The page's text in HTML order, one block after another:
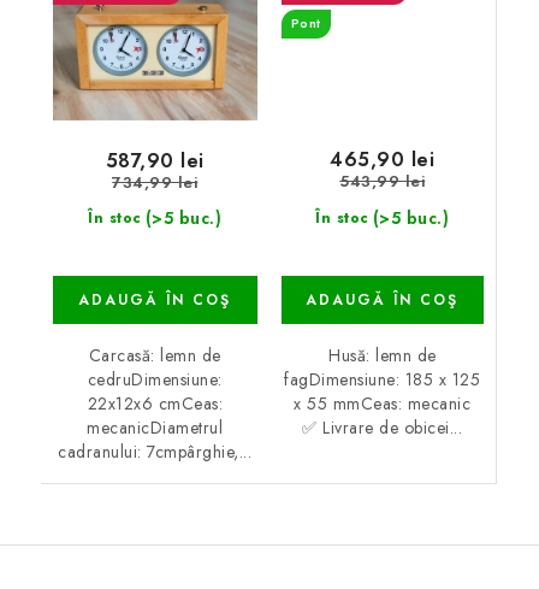
În stoc (>5 buc.)
587,90 lei
734,99 lei
ADAUGĂ ÎN COŞ
Carcasă: lemn de
cedruDimensiune:
22x12x6 cmCeas:
mecanicDiametrul
cadranului: 7cmpârghie,...
Pont
În stoc (>5 buc.)
465,90 lei
543,99 lei
ADAUGĂ ÎN COŞ
Husă: lemn de
fagDimensiune: 185 x 125
x 55 mmCeas: mecanic
✅ Livrare de obicei...